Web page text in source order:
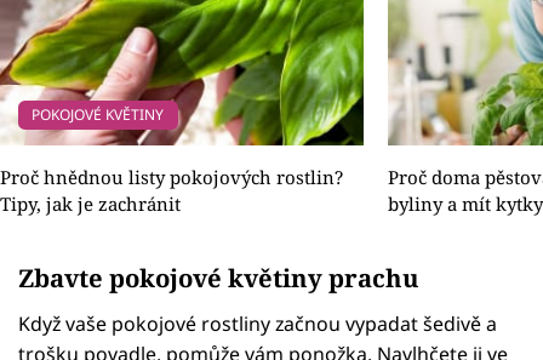
POKOJOVÉ KVĚTINY
Proč hnědnou listy pokojových rostlin?
Tipy, jak je zachránit
Proč doma
byliny a mít
Zbavte pokojové květiny prachu
Když vaše pokojové rostliny začnou vypadat šedivě a
trošku povadle, pomůže vám ponožka. Navlhčete ji ve